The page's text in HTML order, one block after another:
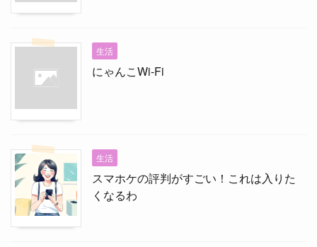
生活
にゃんこWi-Fi
生活
スマホケの評判がすごい！これは入りた
くなるわ